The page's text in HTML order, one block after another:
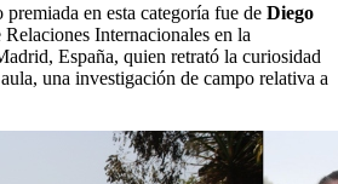
en esta categoría fue de Diego
Relaciones Internacionales en la
España, quien retrató la curiosidad
una investigación de campo relativa a